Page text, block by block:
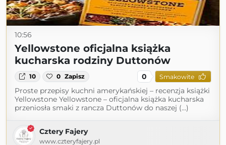
10:56
Yellowstone oficjalna książka
kucharska rodziny Duttonów
10 0 Zapisz 0 Smakowite
Proste przepisy kuchni amerykańskiej – recenzja książki
Yellowstone Yellowstone – oficjalna książka kucharska
przeniosła smaki z rancza Duttonów do naszej (...)
Cztery Fajery
www.czteryfajery.pl